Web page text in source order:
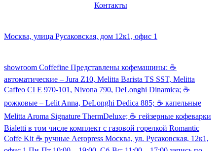
Контакты
Москва, улица Русаковская, дом 12к1, офис 1
showroom Coffefine Представлены кофемашины: ☕️
автоматические – Jura Z10, Melitta Barista TS SST, Melitta
Caffeo CI Е 970-101, Nivona 790, DeLonghi Dinamica; ☕️
рожковые – Lelit Anna, DeLonghi Dedica 885; ☕️ капельные
Melitta Aroma Signature ThermDeluxe; ☕️ гейзерные кофеварки
Bialetti в том числе комплект с газовой горелкой Romantic
Coffe Kit ☕️ ручные Aeropress Москва, ул. Русаковская, 12к1,